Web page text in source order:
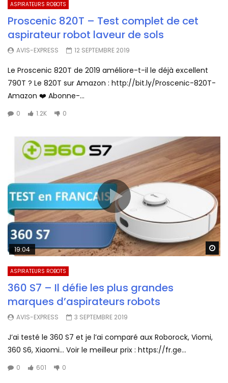
ASPIRATEURS ROBOTS
Proscenic 820T – Test complet de cet
aspirateur robot laveur de sols
AVIS-EXPRESS 12 SEPTEMBRE 2019
Le Proscenic 820T de 2019 améliore-t-il le déjà excellent
790T ? Le 820T sur Amazon : http://bit.ly/Proscenic-820T-
Amazon ❤️ Abonne-...
0 1.2K 0
19:04
ASPIRATEURS ROBOTS
360 S7 – Il défie les plus grandes
marques d’aspirateurs robots
AVIS-EXPRESS 3 SEPTEMBRE 2019
J’ai testé le 360 S7 et je l’ai comparé aux Roborock, Viomi,
360 S6, Xiaomi… Voir le meilleur prix : https://fr.ge...
0 601 0